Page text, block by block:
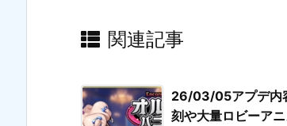
関連記事
26/03/05アプデ内
刻や大量ロビーア